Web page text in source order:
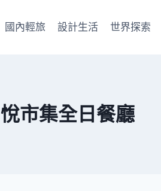
國內輕旅 設計生活 世界探索
悅市集全日餐廳